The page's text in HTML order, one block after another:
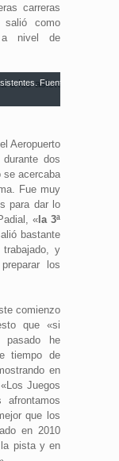
carreras
como
a nivel de
Fuente: Avance
Aeropuerto
dos
se acercaba
Fue muy
para dar lo
« la 3ª
bastante
y
los
comienzo
que «si
pasado he
tiempo de
en
Juegos
que los
en 2010
pista y en